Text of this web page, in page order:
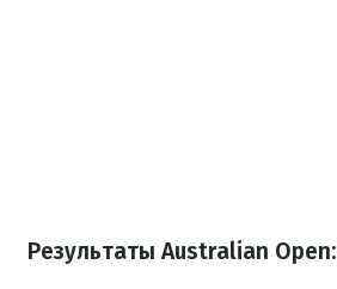
Результаты Australian Open: